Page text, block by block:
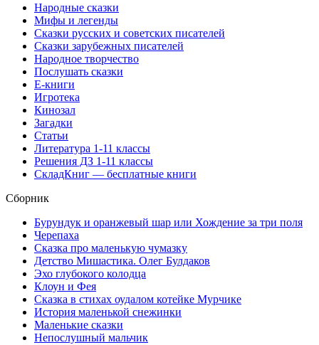
Народные сказки
Мифы и легенды
Сказки русских и советских писателей
Сказки зарубежных писателей
Народное творчество
Послушать сказки
Е-книги
Игротека
Кинозал
Загадки
Статьи
Литература 1-11 классы
Решения ДЗ 1-11 классы
СкладКниг — бесплатные книги
Сборник
Бурундук и оранжевый шар или Хождение за три поля
Черепаха
Сказка про маленькую чумазку
Детство Мишастика. Олег Булдаков
Эхо глубокого колодца
Клоун и Фея
Сказка в стихах оудалом котейке Мурчике
История маленькой снежинки
Маленькие сказки
Непослушный мальчик